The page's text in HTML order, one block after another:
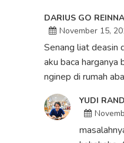
DARIUS GO
November 15,
Senang liat deasin
aku baca harganya
nginep di rumah
YUDI